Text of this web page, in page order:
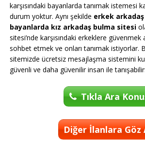
karşısındaki bayanlarda tanımak istemesi
durum yoktur. Aynı şekilde erkek
bayanlarda kız arkadaş bulma sitesi
sitesi’nde karşısındaki erkeklere güvenmek
sohbet etmek ve onları tanımak istiyorlar.
sitemizde ücretsiz mesajlaşma sistemini
güvenli ve daha güvenilir insan ile
Tıkla Ara
Diğer İlanlara Göz